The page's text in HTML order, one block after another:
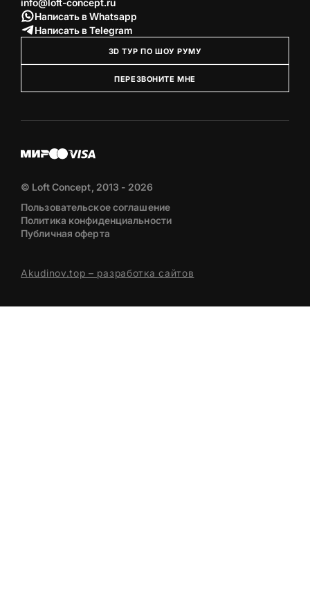
info@loft-concept.ru
Написать в Whatsapp
Написать в Telegram
3D ТУР ПО ШОУ РУМУ
ПЕРЕЗВОНИТЕ МНЕ
© Loft Concept, 2013 - 2026
Пользовательское соглашение
Политика конфиденциальности
Публичная оферта
Akudinov.top – разработка сайтов